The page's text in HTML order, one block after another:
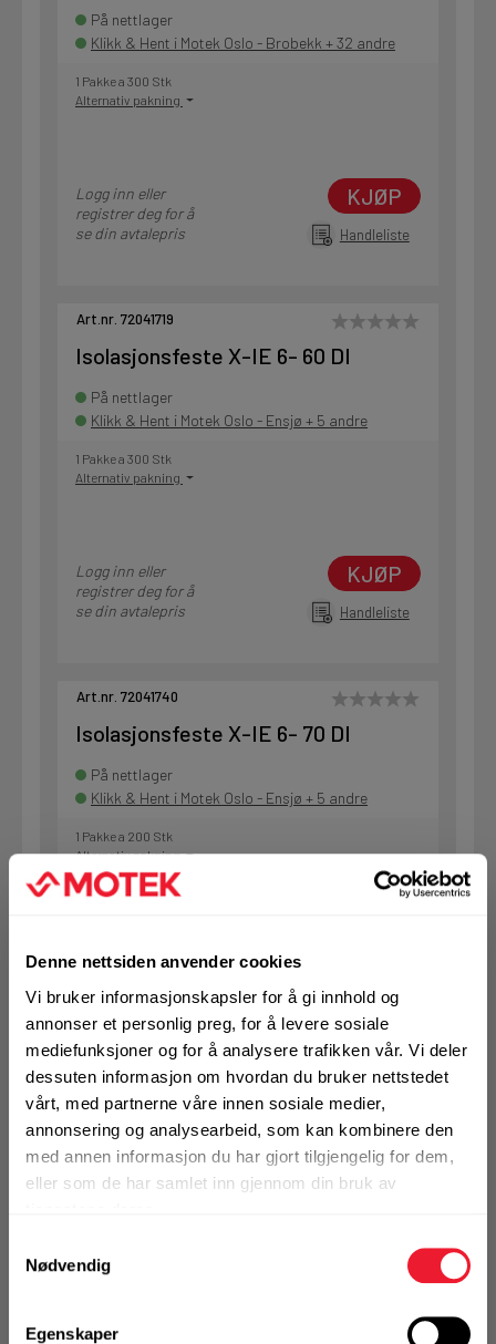
Denne nettsiden anvender cookies
Vi bruker informasjonskapsler for å gi innhold og
annonser et personlig preg, for å levere sosiale
mediefunksjoner og for å analysere trafikken vår. Vi deler
dessuten informasjon om hvordan du bruker nettstedet
vårt, med partnerne våre innen sosiale medier,
annonsering og analysearbeid, som kan kombinere den
med annen informasjon du har gjort tilgjengelig for dem,
eller som de har samlet inn gjennom din bruk av
Nødvendig
Egenskaper
På nettlager
Klikk & Hent i Motek Oslo - Brobekk + 32 andre
1 Pakke a 300 Stk
Alternativ pakning
Logg inn eller
registrer deg for å
se din avtalepris
KJØP
Handleliste
Art.nr. 72041719
Isolasjonsfeste X-IE 6- 60 DI
På nettlager
Klikk & Hent i Motek Oslo - Ensjø + 5 andre
1 Pakke a 300 Stk
Alternativ pakning
Logg inn eller
registrer deg for å
se din avtalepris
KJØP
Handleliste
Art.nr. 72041740
Isolasjonsfeste X-IE 6- 70 DI
På nettlager
Klikk & Hent i Motek Oslo - Ensjø + 5 andre
1 Pakke a 200 Stk
Alternativ pakning
registrer deg for å
se din avtalepris
Handleliste
Art.nr. 72041742
Isolasjonsfeste X-IE 6- 80 DI
På nettlager
Klikk & Hent i Motek Trondheim + 6 andre
Logg inn eller